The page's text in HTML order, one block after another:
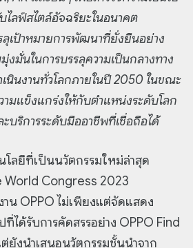
ไลฟ์สไตล์อัจฉริยะในอนาคต
ลุเป้าหมายการพัฒนาที่ยั่งยืนอย่าง
งมั่นในการบรรลุความเป็นกลางทาง
เนินงานทั่วโลกภายในปี 2050 ในขณะ
ามแข็งแกร่งให้กับตำแหน่งระดับโลก
ริการระดับมืออาชีพที่เชื่อถือได้
โลยีที่เป็นนวัตกรรมใหม่ล่าสุด
World Congress 2023
น OPPO ไม่เพียงแต่จัดแสดง
ด้รับการคัดสรรอย่าง OPPO Find
ยังนำเสนอนวัตกรรมชั้นนำจาก